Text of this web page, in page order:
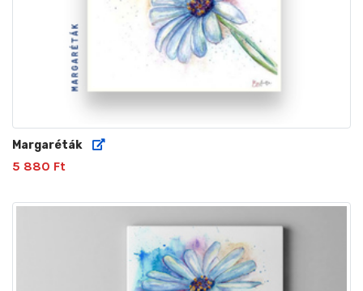
Margaréták
5 880 Ft